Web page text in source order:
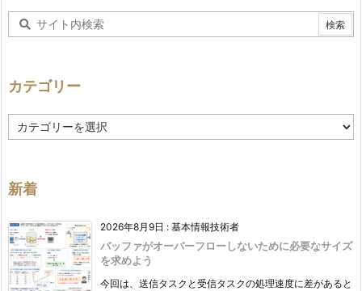
カテゴリー
テ
ー
新着
2026年8月9日 : 基本情報技術者
バッファがオーバーフローしないために必要なサイズ
を求めよう
今回は、送信タスクと受信タスクの処理速度に差があると